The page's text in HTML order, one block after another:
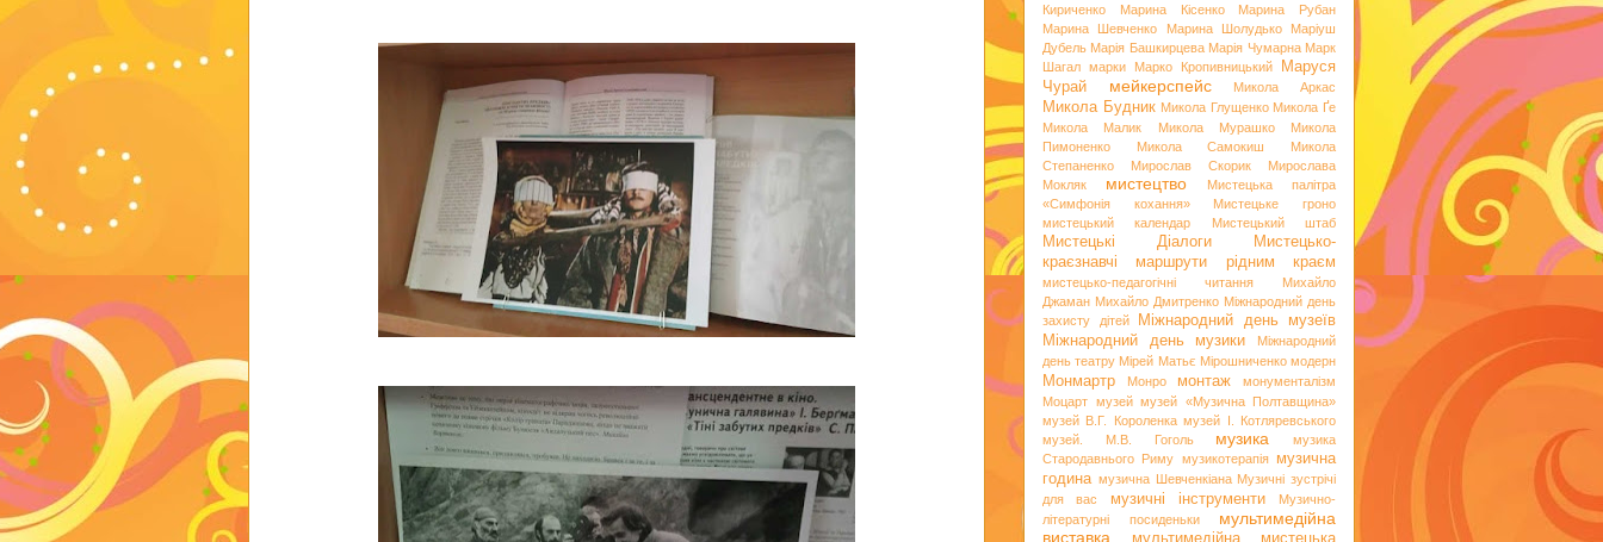
Кириченко
Марина Кісенко
Марина Рубан
Марина Шевченко
Марина Шолудько
Маріуш
Дубель Марія Башкирцева Марія Чумарна Марк
Шагал марки Марко Кропивницький
Маруся
Чурай
мейкерспейс Микола Аркас
Микола Будник Микола Глущенко Микола Ґе
Микола Малик
Микола Мурашко
Микола
Пимоненко
Микола Самокиш
Микола
Степаненко
Мирослав Скорик
Мирослава
Мокляк
мистецтво
Мистецька палітра
«Симфонія кохання»
Мистецьке гроно
мистецький календар
Мистецький штаб
Мистецькі Діалоги
Мистецько-
краєзнавчі маршрути рідним краєм
мистецько-педагогічні читання
Михайло
Джаман Михайло Дмитренко Міжнародний день
захисту дітей
Міжнародний день музеїв
Міжнародний день музики
Міжнародний
день театру Мірей Матьє Мірошниченко модерн
Монмартр Монро монтаж
монументалізм
Моцарт музей музей «Музична Полтавщина»
музей В.Г. Короленка музей І. Котляревського
музей. М.В. Гоголь
музика
музика
Стародавнього Риму музикотерапія
музична
година музична Шевченкіана Музичні зустрічі
для вас
музичні інструменти
Музично-
літературні посиденьки
мультимедійна
виставка
мультимедійна мистецька